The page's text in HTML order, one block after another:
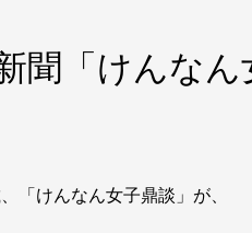
聞「けんなん
「けんなん女子鼎談」が、